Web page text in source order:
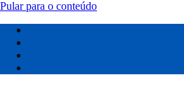
Pular para o conteúdo